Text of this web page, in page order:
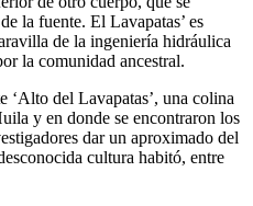
la fuente. El Lavapatas’ es
de la ingeniería hidráulica
la comunidad ancestral.
‘Alto del Lavapatas’, una colina
y en donde se encontraron los
dar un aproximado del
cultura habitó, entre